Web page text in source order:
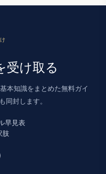
受け取る
本知識をまとめた無料ガイ
同封します。
早見表
肢